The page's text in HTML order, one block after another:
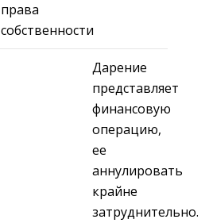
права
собственности
Дарение
представляет
финансовую
операцию,
ее
аннулировать
крайне
затруднительно.